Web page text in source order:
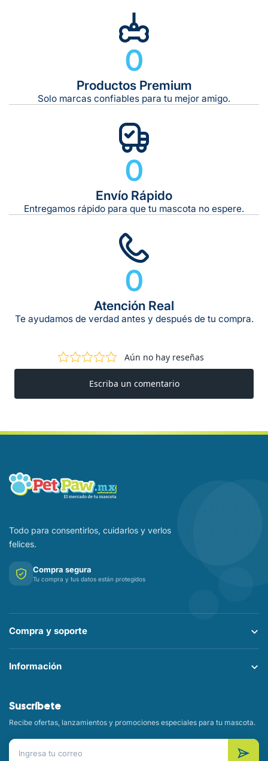
0
Productos Premium
Solo marcas confiables para tu mejor amigo.
0
Envío Rápido
Entregamos rápido para que tu mascota no espere.
0
Atención Real
Te ayudamos de verdad antes y después de tu compra.
Todo para consentirlos, cuidarlos y verlos
felices.
Compra segura
Tu compra y tus datos están protegidos
Compra y soporte
Información
Suscríbete
Recibe ofertas, lanzamientos y promociones especiales para tu mascota.
Correo electrónico